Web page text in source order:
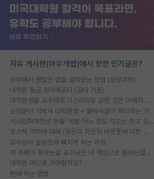
자유 게시판(아무개랩)에서 핫한 인기글은?
외부에서 괜찮은 랩을 알아보는 방법 (장문주의)
대학원 월급 정리해준다 (공대 기준)
대학원생들 교수에게 가스라이팅 당한 것은 이해가 갑니다. 안타깝네요.
소재분야 석박사 대학원생 + 물박사들이 착각하는 거
석사입학예정생 분들! 제발 어느 정도 각오는 하고 오세요.
포스텍 억까에 대해 (동문의 학문적 아웃풋에 대한 반박)
교수님이 슬럼프에 빠지게 되는 과정
왜 후배가 못하는걸 교수님은 내 책임으로 돌리는걸까요?
대학원 어디로 가야할까요?
편애 하는 방법